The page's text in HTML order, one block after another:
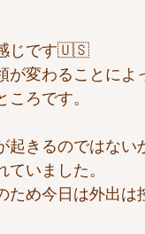
感じです🇺🇸
が変わることによ
ろです。
きるのではない
いました。
め今日は外出は